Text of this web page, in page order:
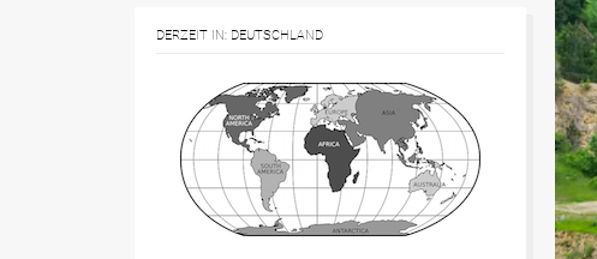
DERZEIT IN: DEUTSCHLAND